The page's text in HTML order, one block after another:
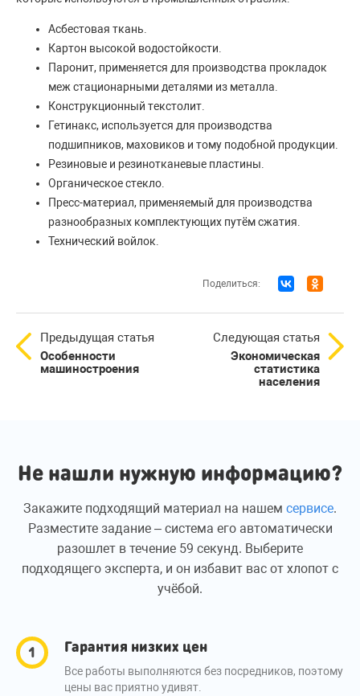
Асбестовая ткань.
Картон высокой водостойкости.
Паронит, применяется для производства прокладок
меж стационарными деталями из металла.
Конструкционный текстолит.
Гетинакс, используется для производства
подшипников, маховиков и тому подобной продукции.
Резиновые и резинотканевые пластины.
Органическое стекло.
Пресс-материал, применяемый для производства
разнообразных комплектующих путём сжатия.
Технический войлок.
Поделиться:
Предыдущая статья
Особенности
машиностроения
Следующая статья
Экономическая
статистика
населения
Не нашли нужную информацию?
Закажите подходящий материал на нашем сервисе.
Разместите задание – система его автоматически
разошлет в течение 59 секунд. Выберите
подходящего эксперта, и он избавит вас от хлопот с
учёбой.
Гарантия низких цен
Все работы выполняются без посредников, поэтому
цены вас приятно удивят.